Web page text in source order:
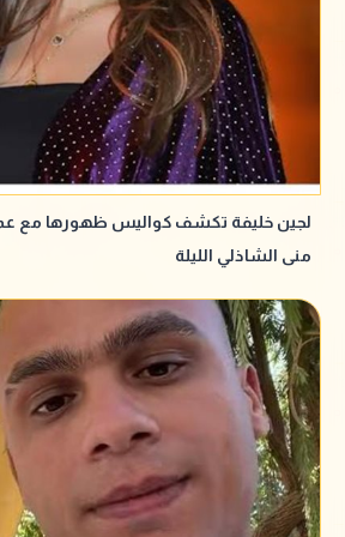
لجين خليفة تكشف كواليس ظهورها مع
منى الشاذلي الليلة